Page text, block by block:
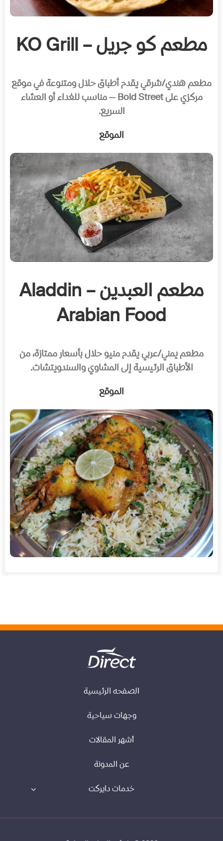
مطعم كو جريل – KO Grill
مطعم هندي/شرقي يقدم أطباق حلال ومتنوعة في موقع
مركزي على Bold Street — مناسب للغداء أو العشاء
السريع.
الموقع
مطعم العبدين – Aladdin
Arabian Food
مطعم يمني/عربي يقدم منيو حلال بأسعار ممتازة، من
الأطباق الرئيسية إلى المشاوي والسندويتشات.
الموقع
الصفحه الرئيسية
وجهات سياحية
أشهر المقالات
عن المدونة
خدمات دايركت